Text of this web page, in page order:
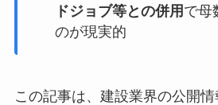
ドジョブ等との併用 で母
のが現実的
この記事は、建設業界の公開